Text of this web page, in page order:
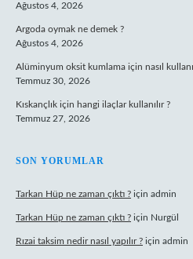
Ağustos 4, 2026
Argoda oymak ne demek ?
Ağustos 4, 2026
Alüminyum oksit kumlama için nasıl
Temmuz 30, 2026
Kıskançlık için hangi ilaçlar kullanılır ?
Temmuz 27, 2026
SON YORUMLAR
Tarkan Hüp ne zaman çıktı ? için admin
Tarkan Hüp ne zaman çıktı ? için Nurgül
Rızai taksim nedir nasıl yapılır ? için admin